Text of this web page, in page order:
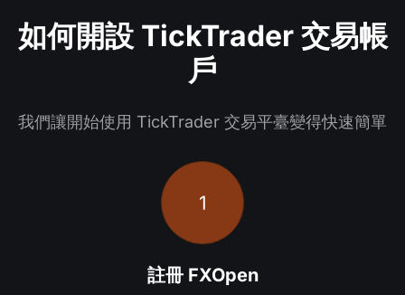
如何開設 TickTrader 交易帳
戶
我們讓開始使用 TickTrader 交易平臺變得快速簡單
1
註冊 FXOpen